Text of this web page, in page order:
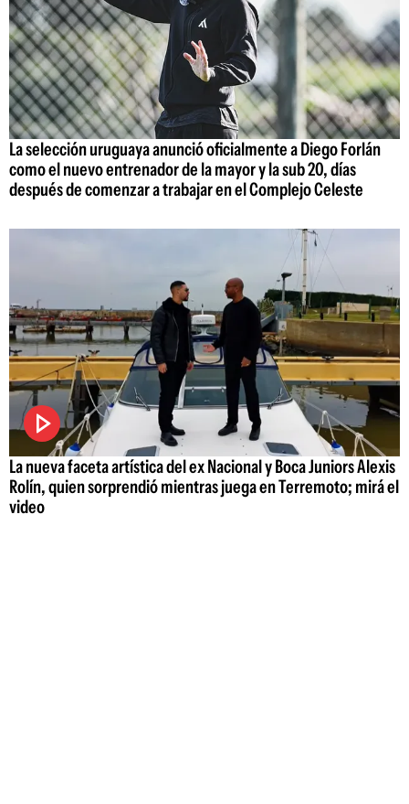
La selección uruguaya anunció oficialmente a Diego Forlán
como el nuevo entrenador de la mayor y la sub 20, días
después de comenzar a trabajar en el Complejo Celeste
La nueva faceta artística del ex Nacional y Boca Juniors Alexis
Rolín, quien sorprendió mientras juega en Terremoto; mirá el
video